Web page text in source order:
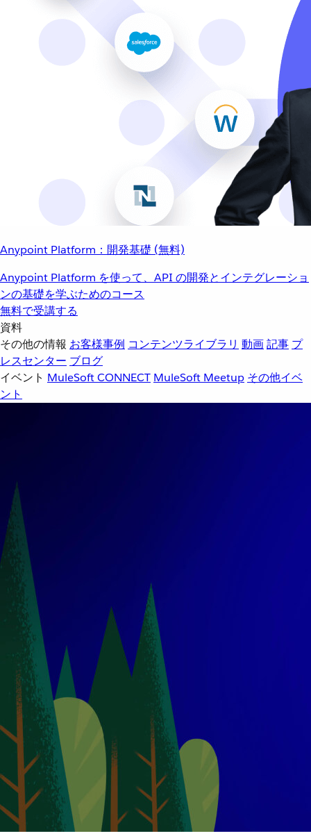
Anypoint Platform：開発基礎 (無料)
Anypoint Platform を使って、API の開発とインテグレーショ
ンの基礎を学ぶためのコース
無料で受講する
資料
その他の情報 お客様事例 コンテンツライブラリ 動画記事 プ
レスセンター ブログ
イベント MuleSoft CONNECT MuleSoft Meetup その他イベ
ント